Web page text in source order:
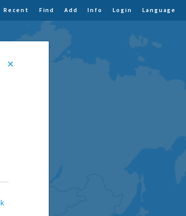
Recent Find Add Info Login Language